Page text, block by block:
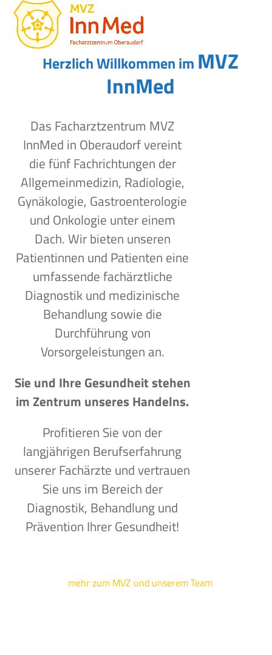
Skip
content
Open
mobile
menu
Close
mobile
menu
Herzlich Willkommen im MVZ
InnMed
Das Facharztzentrum MVZ
InnMed in Oberaudorf vereint
die fünf Fachrichtungen der
Allgemeinmedizin, Radiologie,
Gynäkologie, Gastroenterologie
und Onkologie unter einem
Dach. Wir bieten unseren
Patientinnen und Patienten eine
umfassende fachärztliche
Diagnostik und medizinische
Behandlung sowie die
Durchführung von
Vorsorgeleistungen an.
Sie und Ihre Gesundheit stehen
im Zentrum unseres Handelns.
Profitieren Sie von der
langjährigen Berufserfahrung
unserer Fachärzte und vertrauen
Sie uns im Bereich der
Diagnostik, Behandlung und
Prävention Ihrer Gesundheit!
mehr zum MVZ und unserem Team